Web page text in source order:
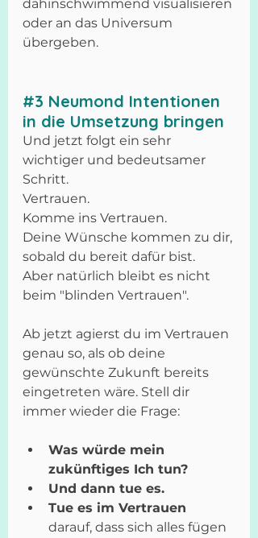
dahinschwimmend visualisieren
oder an das Universum
übergeben.
#3 Neumond Intentionen
in die Umsetzung bringen
Und jetzt folgt ein sehr
wichtiger und bedeutsamer
Schritt.
Vertrauen.
Komme ins Vertrauen.
Deine Wünsche kommen zu dir,
sobald du bereit dafür bist.
Aber natürlich bleibt es nicht
beim "blinden Vertrauen".
Ab jetzt agierst du im Vertrauen
genau so, als ob deine
gewünschte Zukunft bereits
eingetreten wäre. Stell dir
immer wieder die Frage:
Was würde mein
zukünftiges Ich tun?
Und dann tue es.
Tue es im Vertrauen
darauf, dass sich alles fügen